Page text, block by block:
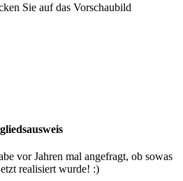
Sie auf das Vorschaubild
vor Jahren mal angefragt, ob sowas
realisiert wurde! :)